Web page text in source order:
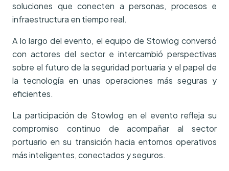
soluciones que conecten a personas, procesos e
infraestructura en tiempo real.
A lo largo del evento, el equipo de Stowlog conversó
con actores del sector e intercambió perspectivas
sobre el futuro de la seguridad portuaria y el papel de
la tecnología en unas operaciones más seguras y
eficientes.
La participación de Stowlog en el evento refleja su
compromiso continuo de acompañar al sector
portuario en su transición hacia entornos operativos
más inteligentes, conectados y seguros.